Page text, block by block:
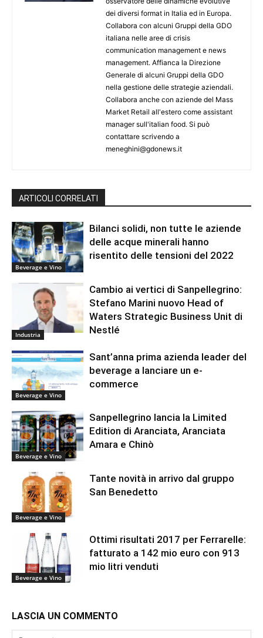
dei diversi format in Italia ed in Europa.
Collabora con alcuni Gruppi della GDO
italiana nelle aree di crisis
communication management e news
management. Affianca la Direzione
Generale di alcuni Gruppi della GDO
nella gestione delle strategie aziendali.
Collabora anche con aziende del Mass
Market Retail all'estero come assistant
manager sull'italian food. Si può
contattare scrivendo a
meneghini@gdonews.it
ARTICOLI CORRELATI
Beverage e Vino
Bilanci solidi, non tutte le aziende
delle acque minerali hanno
risentito delle tensioni del 2022
Industria
Cambio ai vertici di Sanpellegrino:
Stefano Marini nuovo Head of
Waters Strategic Business Unit di
Nestlé
Beverage e Vino
Sant’anna prima azienda leader del
beverage a lanciare un e-
commerce
Beverage e Vino
Sanpellegrino lancia la Limited
Edition di Aranciata, Aranciata
Amara e Chinò
Beverage e Vino
Tante novità in arrivo dal gruppo
San Benedetto
Beverage e Vino
Ottimi risultati 2017 per Ferrarelle:
fatturato a 142 mio euro con 913
mio litri venduti
LASCIA UN COMMENTO